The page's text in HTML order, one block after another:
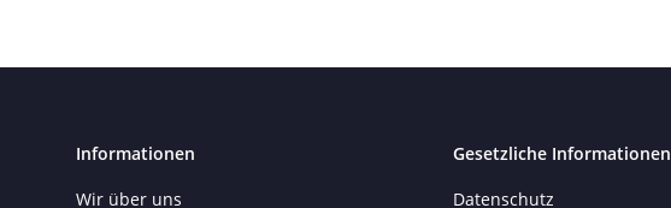
Informationen
Wir über uns
Gesetzliche Informationen
Datenschutz